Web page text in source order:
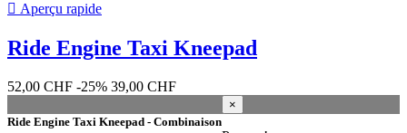
 Aperçu rapide
Ride Engine Taxi Kneepad
52,00 CHF -25% 39,00 CHF
Ride Engine Taxi Kneepad - Combinaison
×